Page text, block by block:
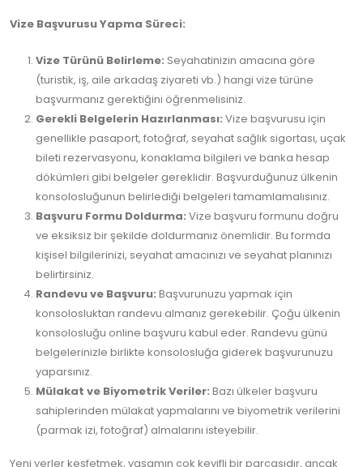
Vize Başvurusu Yapma Süreci:
Vize Türünü Belirleme: Seyahatinizin amacına göre
(turistik, iş, aile arkadaş ziyareti vb.) hangi vize türüne
başvurmanız gerektiğini öğrenmelisiniz.
Gerekli Belgelerin Hazırlanması: Vize başvurusu için
genellikle pasaport, fotoğraf, seyahat sağlık sigortası, uçak
bileti rezervasyonu, konaklama bilgileri ve banka hesap
dökümleri gibi belgeler gereklidir. Başvurduğunuz ülkenin
konsolosluğunun belirlediği belgeleri tamamlamalısınız.
Başvuru Formu Doldurma: Vize başvuru formunu doğru
ve eksiksiz bir şekilde doldurmanız önemlidir. Bu formda
kişisel bilgilerinizi, seyahat amacınızı ve seyahat planınızı
belirtirsiniz.
Randevu ve Başvuru: Başvurunuzu yapmak için
konsolosluktan randevu almanız gerekebilir. Çoğu ülkenin
konsolosluğu online başvuru kabul eder. Randevu günü
belgelerinizle birlikte konsolosluğa giderek başvurunuzu
yaparsınız.
Mülakat ve Biyometrik Veriler: Bazı ülkeler başvuru
sahiplerinden mülakat yapmalarını ve biyometrik verilerini
(parmak izi, fotoğraf) almalarını isteyebilir.
Yeni yerler keşfetmek, yaşamın çok keyifli bir parçasıdır, ancak